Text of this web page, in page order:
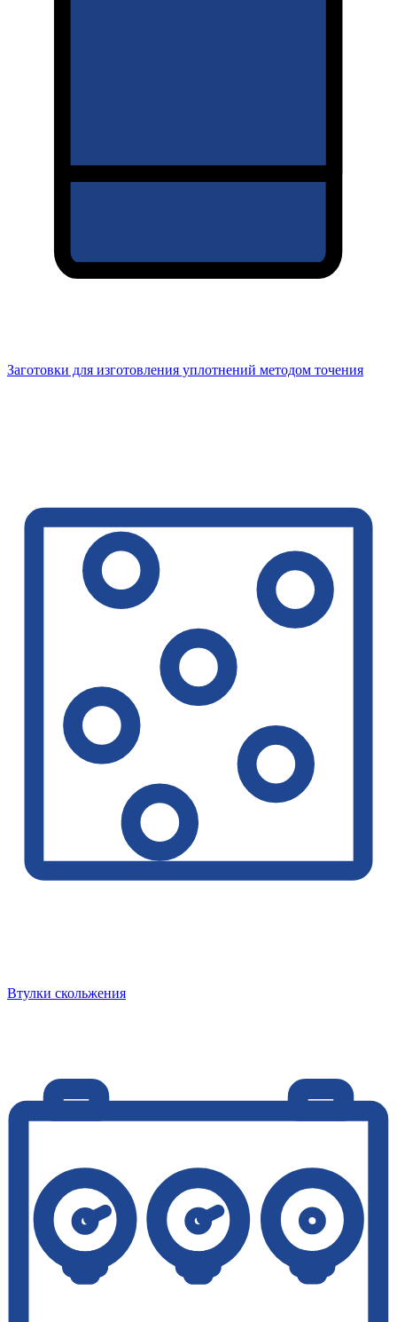
Заготовки для изготовления уплотнений методом точения
Втулки скольжения